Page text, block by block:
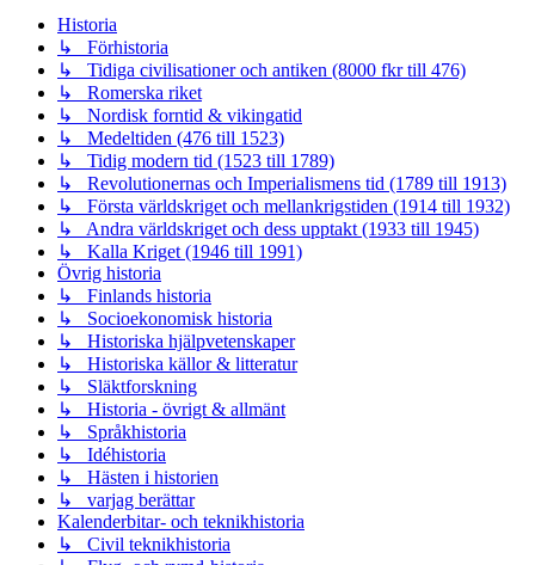
Historia
↳ Förhistoria
↳ Tidiga civilisationer och antiken (8000 fkr till 476)
↳ Romerska riket
↳ Nordisk forntid & vikingatid
↳ Medeltiden (476 till 1523)
↳ Tidig modern tid (1523 till 1789)
↳ Revolutionernas och Imperialismens tid (1789 till 1913)
↳ Första världskriget och mellankrigstiden (1914 till 1932)
↳ Andra världskriget och dess upptakt (1933 till 1945)
↳ Kalla Kriget (1946 till 1991)
Övrig historia
↳ Finlands historia
↳ Socioekonomisk historia
↳ Historiska hjälpvetenskaper
↳ Historiska källor & litteratur
↳ Släktforskning
↳ Historia - övrigt & allmänt
↳ Språkhistoria
↳ Idéhistoria
↳ Hästen i historien
↳ varjag berättar
Kalenderbitar- och teknikhistoria
↳ Civil teknikhistoria